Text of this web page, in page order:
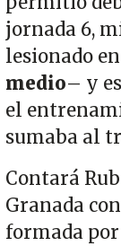
jornada 6,
lesionado
medio– y
el
sumaba al
Contará
Granada
formada por